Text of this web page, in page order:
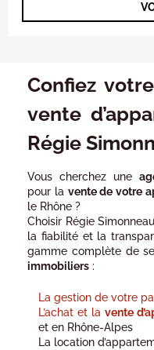
Confiez
vente
Régie
Vous cherchez une
pour la vente de votre
le Rhône ?
Choisir Régie
la fiabilité et la
gamme complète de
immobiliers :
La gestion de votre
L’achat et la vente
et en Rhône-Alpes
La location